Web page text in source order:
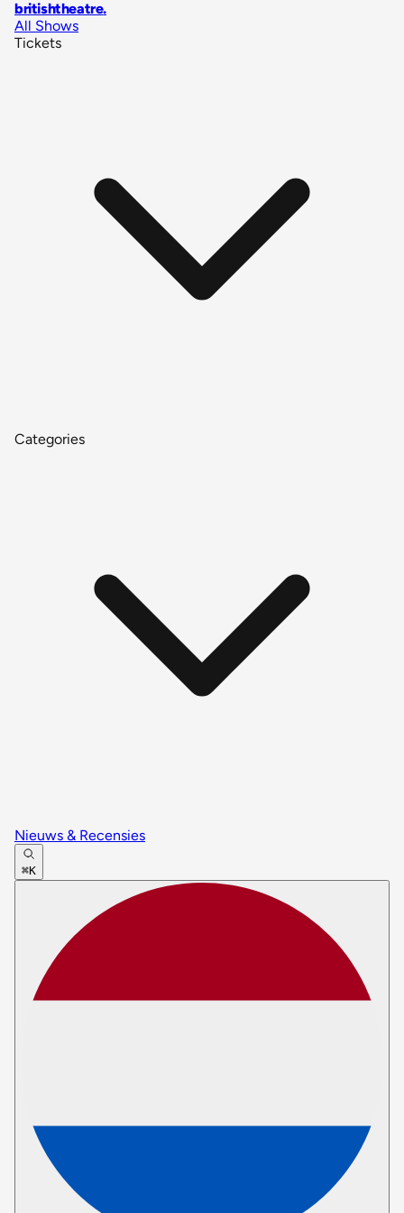
britishtheatre.
All Shows
Tickets
Categories
Nieuws & Recensies
⌘K